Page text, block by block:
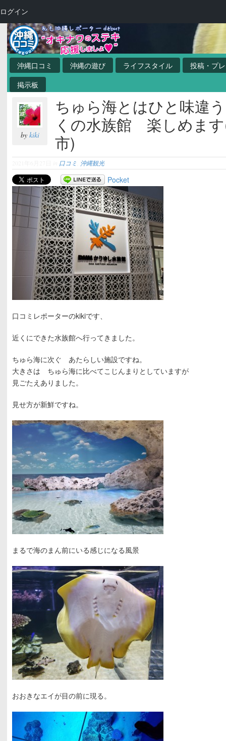
沖縄口コミ 沖縄の遊び ライフスタイル
投稿・プ
掲示板
by kiki
ちゅら海とはひと味違
くの水族館 楽しめま
市)
口コミ 沖縄観光
Pocket
口コミレポーターのkikiです、
近くにできた水族館へ行ってきました。
ちゅら海に次ぐ あたらしい施設ですね。
大きさは ちゅら海に比べてこじんまりとしていますが
見ごたえありました。
見せ方が新鮮ですね。
まるで海のまん前にいる感じになる風景
おおきなエイが目の前に現る。
ログイン